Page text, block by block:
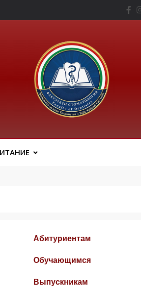
Абитуриентам
Обучающимся
Выпускникам